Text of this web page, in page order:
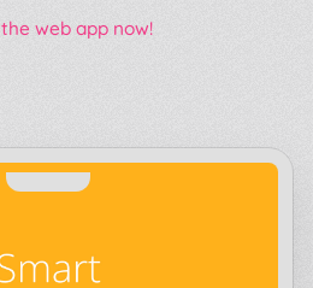
web app now!